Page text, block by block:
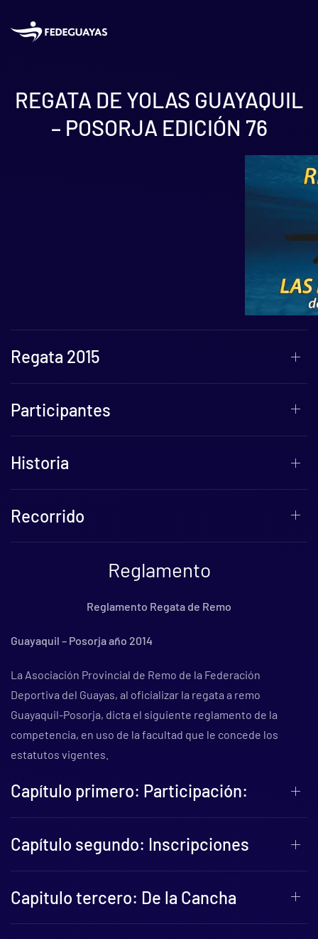
Skip to main content
REGATA DE YOLAS GUAYAQUIL
– POSORJA EDICIÓN 76
Regata 2015
Participantes
Historia
Recorrido
Reglamento
Reglamento Regata de Remo
Guayaquil – Posorja año 2014
La Asociación Provincial de Remo de la Federación
Deportiva del Guayas, al oficializar la regata a remo
Guayaquil-Posorja, dicta el siguiente reglamento de la
competencia, en uso de la facultad que le concede los
estatutos vigentes.
Capítulo primero: Participación:
Capítulo segundo: Inscripciones
Capitulo tercero: De la Cancha